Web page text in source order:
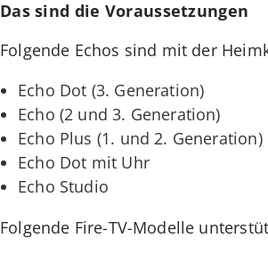
Das sind die Voraussetzungen
Folgende Echos sind mit der
Echo Dot (3. Generation)
Echo (2 und 3. Generation)
Echo Plus (1. und 2. Generation)
Echo Dot mit Uhr
Echo Studio
Folgende Fire-TV-Modelle